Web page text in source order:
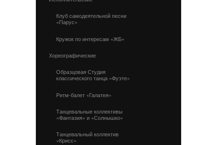
Клуб самодеятельной песни
«Парус»
Кружок по интересам «ЖБ»
Хореографические
Образцовая Студия
классического танца «Фуэте»
Ритм-балет «Галатея»
Танцевальные коллективы
«Фантазия» и «Солнышко»
Танцевальный коллектив
«Крисс»